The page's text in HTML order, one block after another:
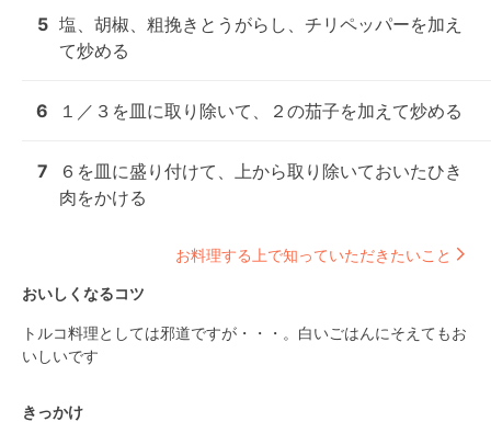
5 塩、胡椒、粗挽きとうがらし、チリペッパーを加え
て炒める
6 １／３を皿に取り除いて、２の茄子を加えて炒める
7
６を皿に盛り付けて、上から取り除いておいたひき
肉をかける
お料理する上で知っていただきたいこと
おいしくなるコツ
トルコ料理としては邪道ですが・・・。白いごはんにそえてもお
いしいです
きっかけ